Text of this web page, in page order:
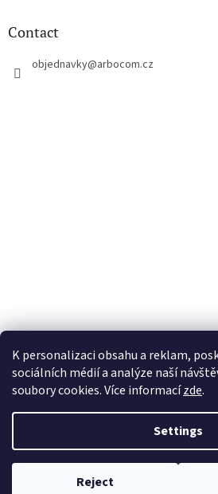
K personalizaci obsahu a reklam,
sociálních médií a analýze naší
soubory cookies. Více informacízde.
Settings
Reject
Contact
objednavky@arbocom.cz
Copyright 2026EKOZAHRADNICTVÍ. All